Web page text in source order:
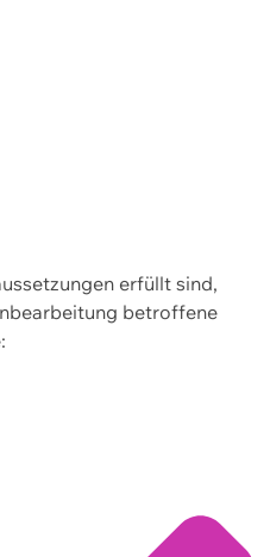
erfüllt sind,
betroffene